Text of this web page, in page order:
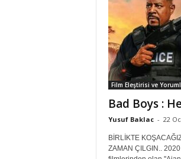
K
o
t
u
k
Film Eleştirisi ve
Bad Boys :
Yusuf Baklac - 22
BİRLİKTE
ZAMAN ÇILGIN.. 2020